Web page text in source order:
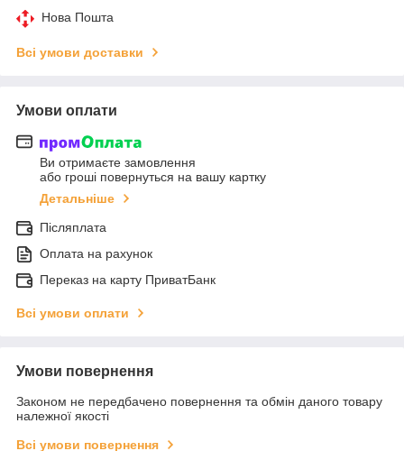
Нова Пошта
Всі умови доставки
Умови оплати
Ви отримаєте замовлення
або гроші повернуться на вашу картку
Детальніше
Післяплата
Оплата на рахунок
Переказ на карту ПриватБанк
Всі умови оплати
Умови повернення
Законом не передбачено повернення та обмін даного товару
належної якості
Всі умови повернення